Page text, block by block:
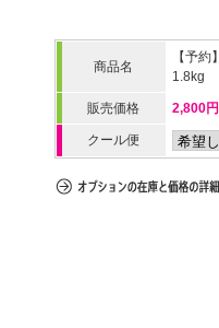
商品名
【予
1.8kg
販売価格 2,800
クール便